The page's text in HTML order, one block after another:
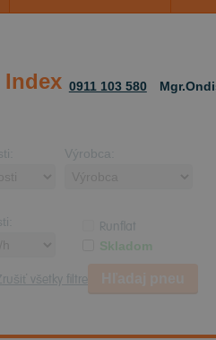
Index 0911 103 580
Výrobca:
Runflat
Skladom
všetky filtre